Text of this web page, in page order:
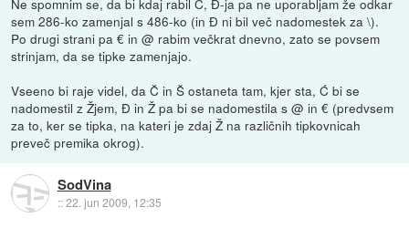
Ne spomnim se, da bi kdaj rabil Ć, Đ-ja pa ne uporabljam že odkar
sem 286-ko zamenjal s 486-ko (in Đ ni bil več nadomestek za \).
Po drugi strani pa € in @ rabim večkrat dnevno, zato se povsem
strinjam, da se tipke zamenjajo.
Vseeno bi raje videl, da Č in Š ostaneta tam, kjer sta, Ć bi se
nadomestil z Žjem, Đ in Ž pa bi se nadomestila s @ in € (predvsem
za to, ker se tipka, na kateri je zdaj Ž na različnih tipkovnicah
preveč premika okrog).
SodVina
::22. jun 2009, 12:35